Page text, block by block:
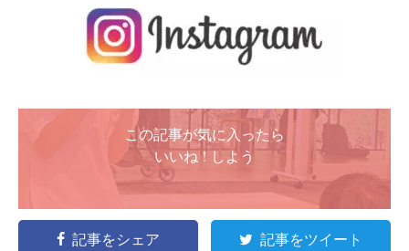
この記事が気に入ったら
いいね ! しよう
記事をシェア 記事をツイート